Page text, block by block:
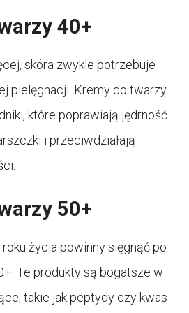
40+
skóra zwykle potrzebuje
pielęgnacji. Kremy do twarzy
które poprawiają jędrność
i przeciwdziałają
50+
życia powinny sięgnąć po
Te produkty są bogatsze w
takie jak peptydy czy kwas